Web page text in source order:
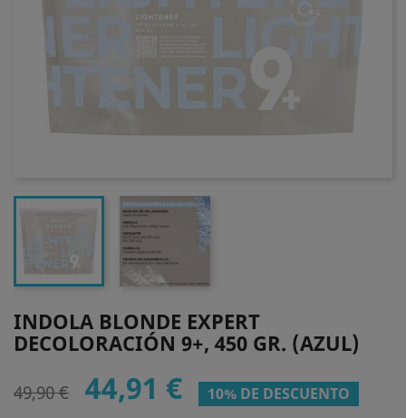
INDOLA BLONDE EXPERT
DECOLORACIÓN 9+, 450 GR. (AZUL)
49,90 € 44,91 € 10% DE DESCUENTO